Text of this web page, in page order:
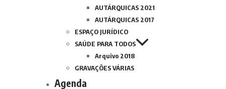
AUTÁRQUICAS 2021
AUTÁRQUICAS 2017
ESPAÇO JURÍDICO
SAÚDE PARA TODOS
Arquivo 2018
GRAVAÇÕES VÁRIAS
Agenda